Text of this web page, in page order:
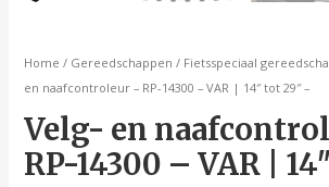
Home / Gereedschappen / Fietsspeciaal
en naafcontroleur – RP-14300 – VAR | 14″ tot 29″ –
Velg- en
RP-14300 – VAR |